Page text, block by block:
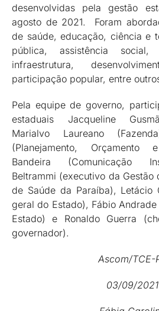
desenvolvidas pela gestão
agosto de 2021. Foram
de saúde, educação, ciência e
pública, assistência social,
infraestrutura,
participação popular, entre
Pela equipe de governo,
estaduais Jacqueline
Marialvo Laureano
(Planejamento, Orçamento
Bandeira (Comunicação
Beltrammi (executivo da Gestão
de Saúde da Paraíba), Letácio
geral do Estado), Fábio
Estado) e Ronaldo Guerra
governador).
Ascom/TCE-
03/09/2021